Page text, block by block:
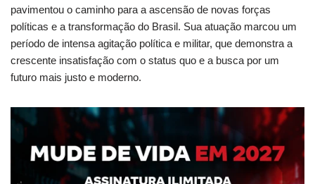
pavimentou o caminho para a ascensão de novas forças
políticas e a transformação do Brasil. Sua atuação marcou um
período de intensa agitação política e militar, que demonstra a
crescente insatisfação com o status quo e a busca por um
futuro mais justo e moderno.